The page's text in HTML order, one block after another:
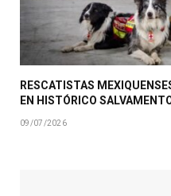
RESCATISTAS
EN HISTÓRICO
09/07/2026